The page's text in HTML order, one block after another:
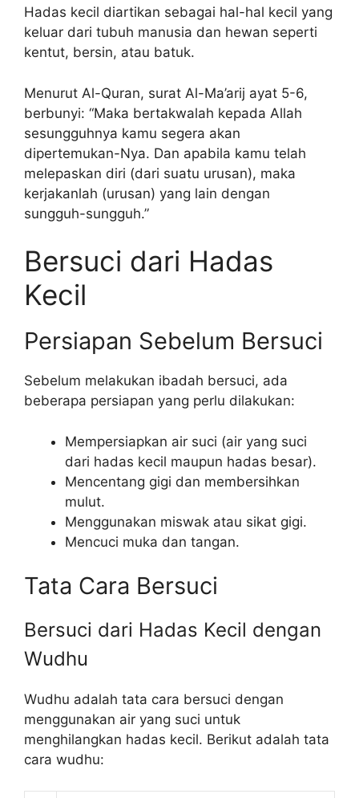
Hadas kecil diartikan sebagai hal-hal kecil yang
keluar dari tubuh manusia dan hewan seperti
kentut, bersin, atau batuk.
Menurut Al-Quran, surat Al-Ma’arij ayat 5-6,
berbunyi: “Maka bertakwalah kepada Allah
sesungguhnya kamu segera akan
dipertemukan-Nya. Dan apabila kamu telah
melepaskan diri (dari suatu urusan), maka
kerjakanlah (urusan) yang lain dengan
sungguh-sungguh.”
Bersuci dari Hadas
Kecil
Persiapan Sebelum Bersuci
Sebelum melakukan ibadah bersuci, ada
beberapa persiapan yang perlu dilakukan:
Mempersiapkan air suci (air yang suci
dari hadas kecil maupun hadas besar).
Mencentang gigi dan membersihkan
mulut.
Menggunakan miswak atau sikat gigi.
Mencuci muka dan tangan.
Tata Cara Bersuci
Bersuci dari Hadas Kecil dengan
Wudhu
Wudhu adalah tata cara bersuci dengan
menggunakan air yang suci untuk
menghilangkan hadas kecil. Berikut adalah tata
cara wudhu: